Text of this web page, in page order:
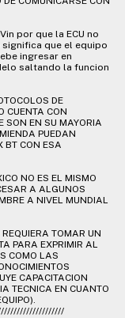
por que la ECU no
significa que el equipo
ingresar en
saltando la funcion
DE
CUENTA CON
SON EN SU MAYORIA
PUEDAN
BT CON ESA
NO ES EL MISMO
A ALGUNOS
A NIVEL MUNDIAL
TOMAR UN
PARA EXPRIMIR AL
COMO LAS
CAPACITACION
TECNICA EN CUANTO